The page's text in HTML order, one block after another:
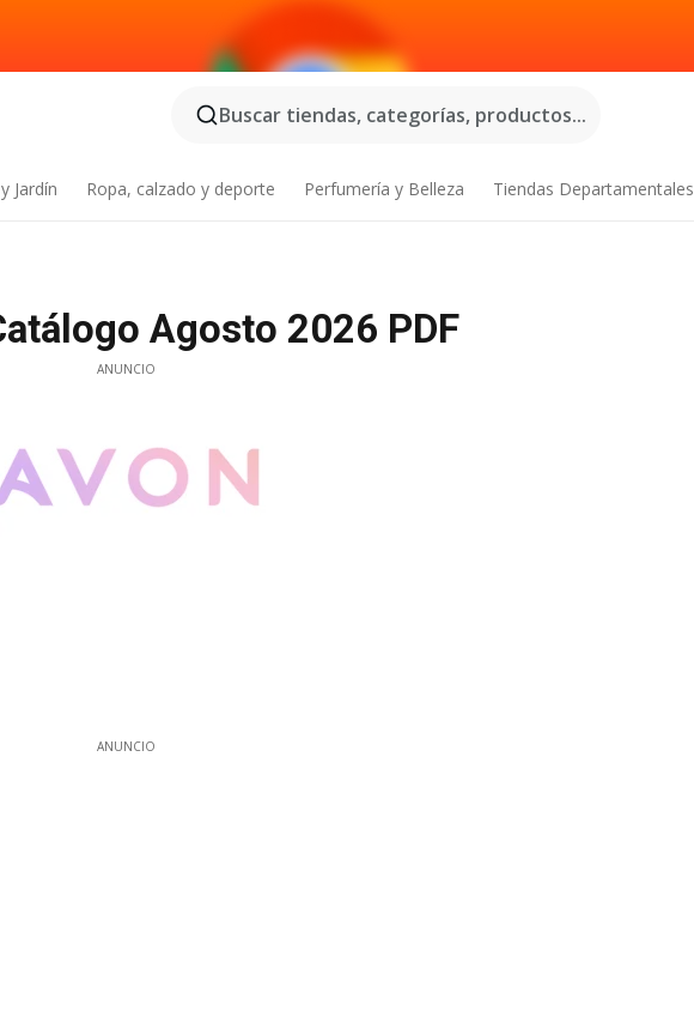
Buscar tiendas, categorías, productos...
Jardín Ropa, calzado y deporte Perfumería y Belleza Tiendas Departamentales
Agosto 2026 PDF
ANUNCIO
ANUNCIO